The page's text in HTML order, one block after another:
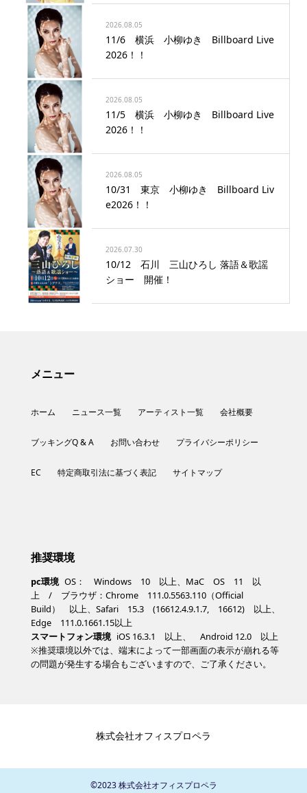
2026.08.05
11/6 横浜 小柳ゆき Billboard Live
2026！！
2026.08.05
11/5 横浜 小柳ゆき Billboard Live
2026！！
2026.08.05
10/31 東京 小柳ゆき Billboard Liv
e2026！！
2026.07.30
10/12 石川 三山ひろし 落語＆歌謡
ショー 開催！
メニュー
ホーム ニュース一覧 アーティスト一覧 会社概要
ブッキングQ & A お問い合わせ プライバシーポリシー
EC 特定商取引法に基づく表記 サイトマップ
推奨環境
pc環境 OS： Windows 10 以上、MaC OS 11 以
上 / ブラウザ：Chrome 111.0.5563.110（Official
Build） 以上、Safari 15.3 (16612.4.9.1.7, 16612) 以上、
Edge 111.0.1661.15以上
スマートフォン環境 iOS 16.3.1 以上、 Android 12.0 以上
※推奨環境以外では、端末によって一部画面の表示が崩れる等
の問題が発生する場合もございますので、ご了承ください。
株式会社オフィスプロペラ
©2023 株式会社オフィスプロペラ